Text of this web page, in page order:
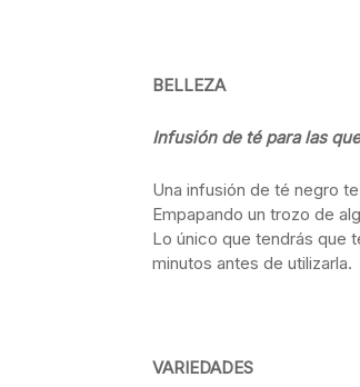
BELLEZA
Infusión de té para las
Una infusión de té negro
Empapando un trozo de
Lo único que tendrás que
minutos antes de utilizarla.
VARIEDADES